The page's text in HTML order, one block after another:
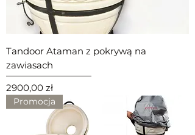
Tandoor Ataman z pokrywą na
zawiasach
Cena
2900,00 zł
Promocja